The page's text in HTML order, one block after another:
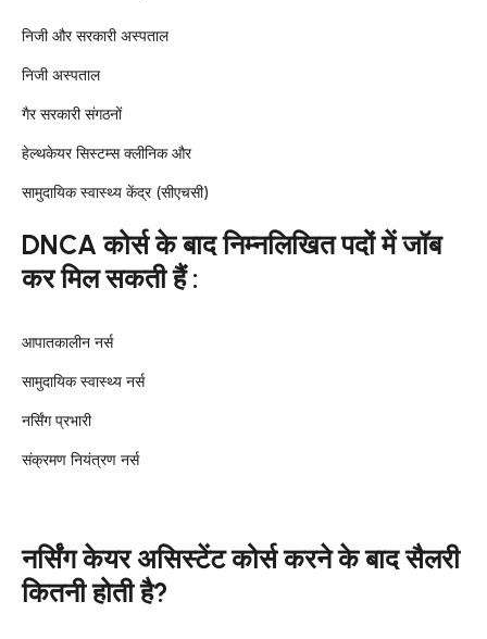
निजी और सरकारी अस्पताल
निजी अस्पताल
गैर सरकारी संगठनों
हेल्थकेयर सिस्टम्स क्लीनिक और
सामुदायिक स्वास्थ्य केंद्र (सीएचसी)
DNCAकोर्स के बाद निम्नलिखित पदों में जॉब
कर मिल सकती हैं :
आपातकालीन नर्स
सामुदायिक स्वास्थ्य नर्स
नर्सिंग प्रभारी
संक्रमण नियंत्रण नर्स
नर्सिंग केयर असिस्टेंट कोर्स करने के बाद सैलरी
कितनी होती है?